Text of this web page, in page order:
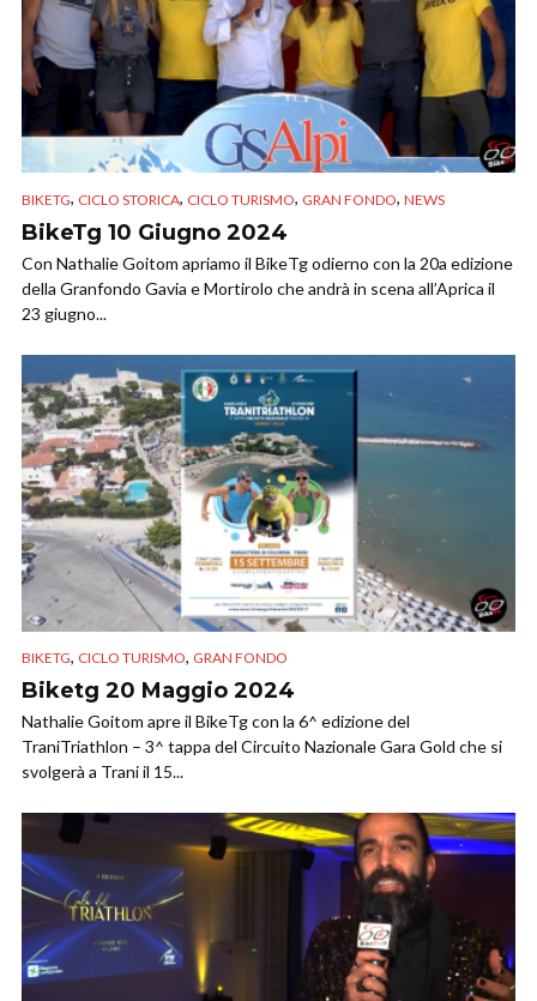
BIKETG, CICLO STORICA, CICLO TURISMO, GRAN FONDO, NEWS
BikeTg 10 Giugno 2024
Con Nathalie Goitom apriamo il BikeTg odierno con la 20a edizione
della Granfondo Gavia e Mortirolo che andrà in scena all’Aprica il
23 giugno...
BIKETG, CICLO TURISMO, GRAN FONDO
Biketg 20 Maggio 2024
Nathalie Goitom apre il BikeTg con la 6^ edizione del
TraniTriathlon – 3^ tappa del Circuito Nazionale Gara Gold che si
svolgerà a Trani il 15...